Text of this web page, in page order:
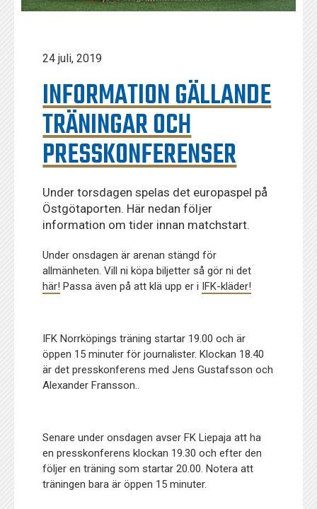
24 juli, 2019
INFORMATION GÄLLANDE
TRÄNINGAR OCH
PRESSKONFERENSER
Under torsdagen spelas det europaspel på
Östgötaporten. Här nedan följer
information om tider innan matchstart.
Under onsdagen är arenan stängd för
allmänheten. Vill ni köpa biljetter så gör ni det
här! Passa även på att klä upp er i IFK-kläder!
IFK Norrköpings träning startar 19.00 och är
öppen 15 minuter för journalister. Klockan 18.40
är det presskonferens med Jens Gustafsson och
Alexander Fransson..
Senare under onsdagen avser FK Liepaja att ha
en presskonferens klockan 19.30 och efter den
följer en träning som startar 20.00. Notera att
träningen bara är öppen 15 minuter.